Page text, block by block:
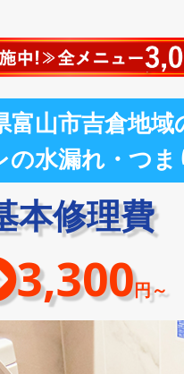
富山市吉倉地域
の水漏れ・つま
本修理費
3,300円～